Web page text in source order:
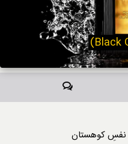
دیدگاه‌ها
نفسِ کوهستان